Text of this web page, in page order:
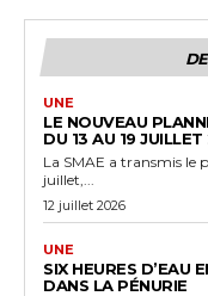
UNE
LE NOUVEAU
DU 13 AU 19
La SMAE a transmis le
juillet,...
12 juillet 2026
UNE
SIX HEURES D’EAU
DANS LA PÉNURIE